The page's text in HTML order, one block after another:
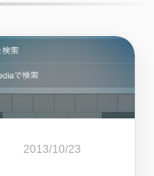
周辺機器
2013/10/23